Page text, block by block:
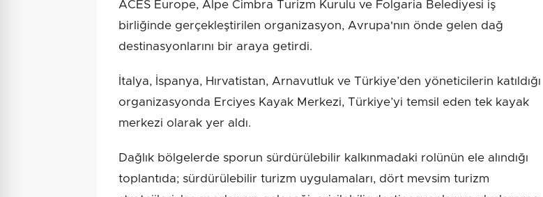
ACES Europe, Alpe Cimbra Turizm Kurulu ve Folgaria Belediyesi iş
birliğinde gerçekleştirilen organizasyon, Avrupa'nın önde gelen dağ
destinasyonlarını bir araya getirdi.
İtalya, İspanya, Hırvatistan, Arnavutluk ve Türkiye’den yöneticilerin katıldığı
organizasyonda Erciyes Kayak Merkezi, Türkiye’yi temsil eden tek kayak
merkezi olarak yer aldı.
Dağlık bölgelerde sporun sürdürülebilir kalkınmadaki rolünün ele alındığı
toplantıda; sürdürülebilir turizm uygulamaları, dört mevsim turizm